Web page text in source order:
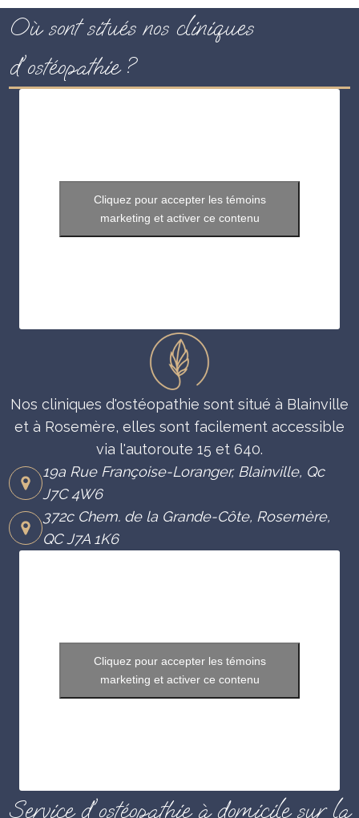
Où sont situés nos cliniques
d'ostéopathie ?
Cliquez pour accepter les témoins
marketing et activer ce contenu
Nos cliniques d'ostéopathie sont situé à Blainville
et à Rosemère, elles sont facilement accessible
via l'autoroute 15 et 640.
19a Rue Françoise-Loranger, Blainville, Qc
J7C 4W6
372c Chem. de la Grande-Côte, Rosemère,
QC J7A 1K6
Cliquez pour accepter les témoins
marketing et activer ce contenu
Service d'ostéopathie à domicile sur la